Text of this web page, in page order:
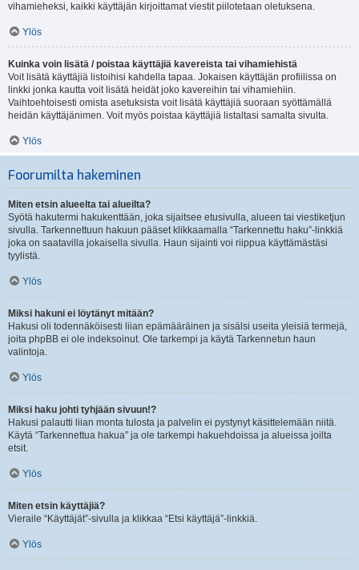
vihamieheksi, kaikki käyttäjän kirjoittamat viestit piilotetaan oletuksena.
Ylös
Kuinka voin lisätä / poistaa käyttäjiä kavereista tai vihamiehistä
Voit lisätä käyttäjiä listoihisi kahdella tapaa. Jokaisen käyttäjän profiilissa on
linkki jonka kautta voit lisätä heidät joko kavereihin tai vihamiehiin.
Vaihtoehtoisesti omista asetuksista voit lisätä käyttäjiä suoraan syöttämällä
heidän käyttäjänimen. Voit myös poistaa käyttäjiä listaltasi samalta sivulta.
Ylös
Foorumilta hakeminen
Miten etsin alueelta tai alueilta?
Syötä hakutermi hakukenttään, joka sijaitsee etusivulla, alueen tai viestiketjun
sivulla. Tarkennettuun hakuun pääset klikkaamalla “Tarkennettu haku”-linkkiä
joka on saatavilla jokaisella sivulla. Haun sijainti voi riippua käyttämästäsi
tyylistä.
Ylös
Miksi hakuni ei löytänyt mitään?
Hakusi oli todennäköisesti liian epämääräinen ja sisälsi useita yleisiä termejä,
joita phpBB ei ole indeksoinut. Ole tarkempi ja käytä Tarkennetun haun
valintoja.
Ylös
Miksi haku johti tyhjään sivuun!?
Hakusi palautti liian monta tulosta ja palvelin ei pystynyt käsittelemään niitä.
Käytä “Tarkennettua hakua” ja ole tarkempi hakuehdoissa ja alueissa joilta
etsit.
Ylös
Miten etsin käyttäjiä?
Vieraile “Käyttäjät”-sivulla ja klikkaa “Etsi käyttäjä”-linkkiä.
Ylös